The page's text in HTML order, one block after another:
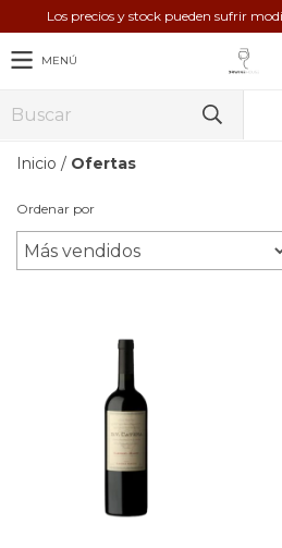
Los precios y stock pueden sufrir
MENÚ
Inicio / Ofertas
Ordenar por